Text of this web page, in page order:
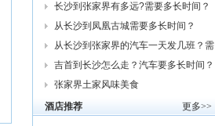
费
长沙到张家界有多远?需要多长时间？
从
从长沙到凤凰古城需要多长时间？
从长沙到张家界的汽车一天发几班？需
要
吉首到长沙怎么走？汽车要多长时间？
我
张家界土家风味美食
更多>>
酒店推荐